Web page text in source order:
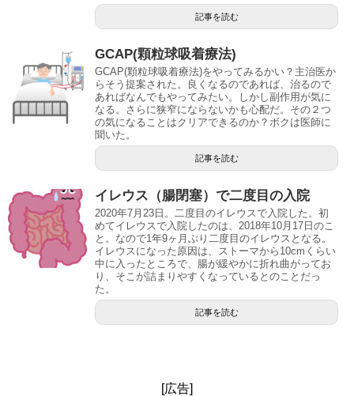
記事を読む
GCAP(顆粒球吸着療法)
GCAP(顆粒球吸着療法)をやってみるかい？主治医か
らそう提案された。良くなるのであれば、治るので
あればなんでもやってみたい。しかし副作用が気に
なる。さらに狭窄にならないかも心配だ。その２つ
の気になることはクリアできるのか？ボクは医師に
聞いた。
記事を読む
イレウス（腸閉塞）で二度目の入院
2020年7月23日。二度目のイレウスで入院した。初
めてイレウスで入院したのは、2018年10月17日のこ
と。なので1年9ヶ月ぶり二度目のイレウスとなる。
イレウスになった原因は、ストーマから10cmくらい
中に入ったところで、腸が緩やかに折れ曲がってお
り、そこが詰まりやすくなっているとのことだっ
た。
記事を読む
[広告]